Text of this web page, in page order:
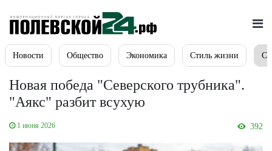
Новости Общество Экономика Стиль жизни
Новая победа "Северского трубника".
"Аякс" разбит всухую
1 июня 2026 392